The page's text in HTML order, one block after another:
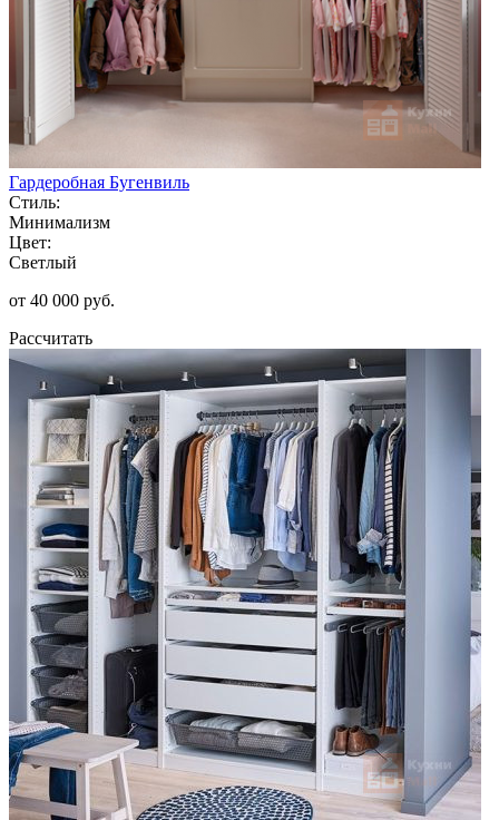
Гардеробная Бугенвиль
Стиль:
Минимализм
Цвет:
Светлый
от 40 000 руб.
Рассчитать